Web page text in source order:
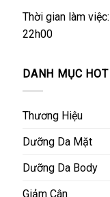
Thời gian làm
22h00
DANH MỤC HOT
Thương Hiệu
Dưỡng Da Mặt
Dưỡng Da Body
Giảm Cân